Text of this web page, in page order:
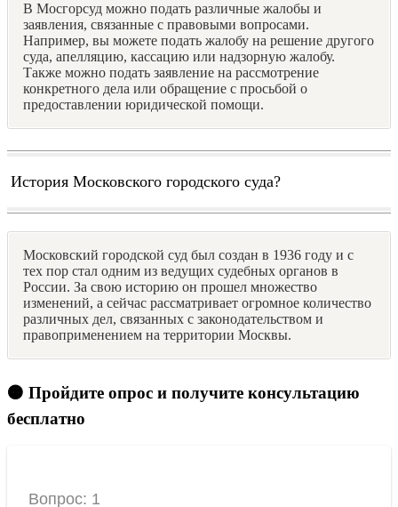
В Мосгорсуд можно подать различные жалобы и
заявления, связанные с правовыми вопросами.
Например, вы можете подать жалобу на решение другого
суда, апелляцию, кассацию или надзорную жалобу.
Также можно подать заявление на рассмотрение
конкретного дела или обращение с просьбой о
предоставлении юридической помощи.
История Московского городского суда?
Московский городской суд был создан в 1936 году и с
тех пор стал одним из ведущих судебных органов в
России. За свою историю он прошел множество
изменений, а сейчас рассматривает огромное количество
различных дел, связанных с законодательством и
правоприменением на территории Москвы.
🟠 Пройдите опрос и получите консультацию
бесплатно